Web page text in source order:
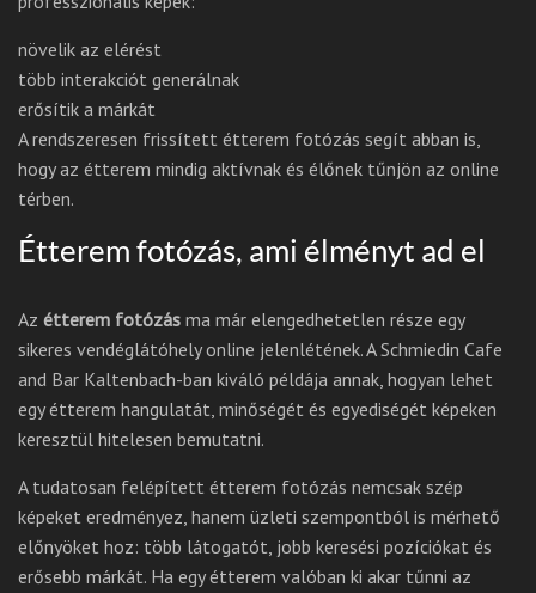
növelik az elérést
több interakciót generálnak
erősítik a márkát
A rendszeresen frissített étterem fotózás segít abban is,
hogy az étterem mindig aktívnak és élőnek tűnjön az online
térben.
Étterem fotózás, ami élményt ad el
Az étterem fotózás ma már elengedhetetlen része egy
sikeres vendéglátóhely online jelenlétének. A Schmiedin Cafe
and Bar Kaltenbach-ban kiváló példája annak, hogyan lehet
egy étterem hangulatát, minőségét és egyediségét képeken
keresztül hitelesen bemutatni.
A tudatosan felépített étterem fotózás nemcsak szép
képeket eredményez, hanem üzleti szempontból is mérhető
előnyöket hoz: több látogatót, jobb keresési pozíciókat és
erősebb márkát. Ha egy étterem valóban ki akar tűnni az